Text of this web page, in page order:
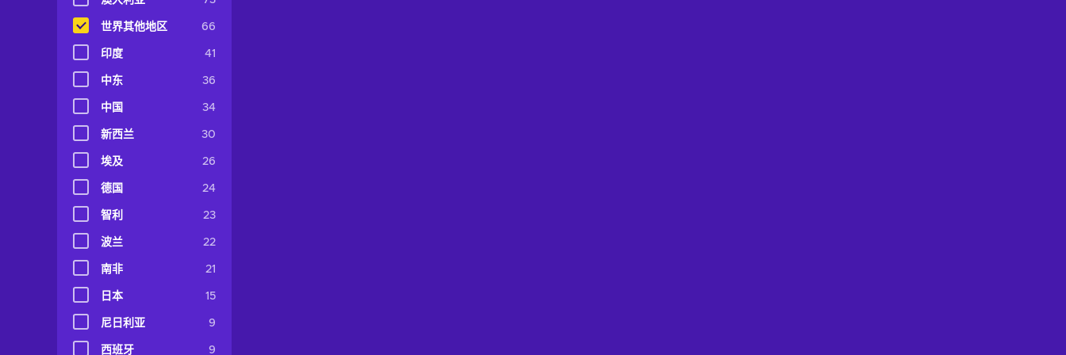
世界其他地区 66
印度 41
中东 36
中国 34
新西兰 30
埃及 26
德国 24
智利 23
波兰 22
南非 21
日本 15
尼日利亚 9
西班牙 9